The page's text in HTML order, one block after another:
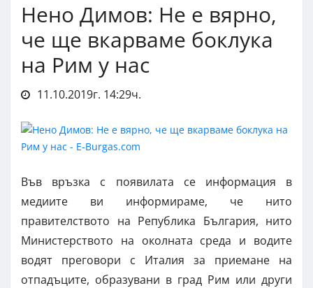
Нено Димов: Не е вярно,
че ще вкарваме боклука
на Рим у нас
11.10.2019г. 14:29ч.
Във връзка с появилата се информация в
медиите ви информираме, че нито
правителството на Република България, нито
Министерството на околната среда и водите
водят преговори с Италия за приемане на
отпадъците, образувани в град Рим или други